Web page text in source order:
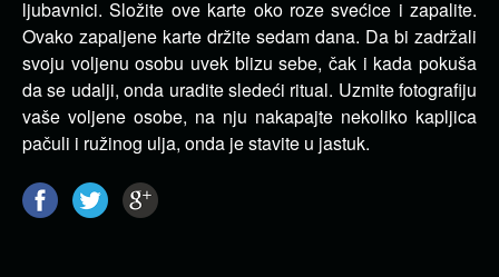
ljubavnici. Složite ove karte oko roze svećice i zapalite.
Ovako zapaljene karte držite sedam dana. Da bi zadržali
svoju voljenu osobu uvek blizu sebe, čak i kada pokuša
da se udalji, onda uradite sledeći ritual. Uzmite fotografiju
vaše voljene osobe, na nju nakapajte nekoliko kapljica
pačuli i ružinog ulja, onda je stavite u jastuk.